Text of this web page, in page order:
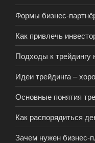
Формы бизнес-
Как привлечь
Подходы к
Идеи трейдинга –
Основные понятия
Как распорядиться
Зачем нужен бизнес-